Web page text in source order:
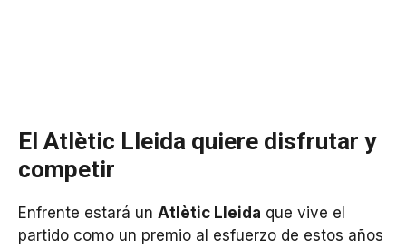
El Atlètic Lleida quiere disfrutar y
competir
Enfrente estará un Atlètic Lleida que vive el
partido como un premio al esfuerzo de estos años